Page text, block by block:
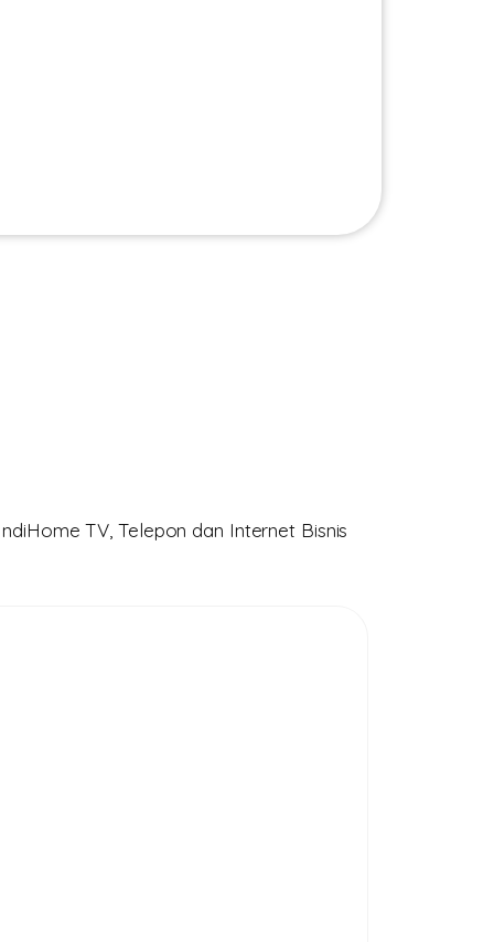
TV, Telepon dan Internet Bisnis